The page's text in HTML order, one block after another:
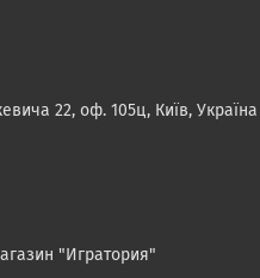
22, оф. 105ц, Київ, Україна
"Игратория"